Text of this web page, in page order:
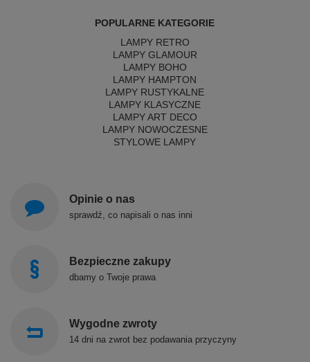
POPULARNE KATEGORIE
LAMPY RETRO
LAMPY GLAMOUR
LAMPY BOHO
LAMPY HAMPTON
LAMPY RUSTYKALNE
LAMPY KLASYCZNE
LAMPY ART DECO
LAMPY NOWOCZESNE
STYLOWE LAMPY
Opinie o nas
sprawdź, co napisali o nas inni
Bezpieczne zakupy
dbamy o Twoje prawa
Wygodne zwroty
14 dni na zwrot bez podawania przyczyny